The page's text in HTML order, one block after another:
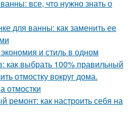
все, что нужно знать о
для ванны: как заменить ее
и стиль в одном
как выбрать 100% правильный
отмостку вокруг дома.
отмостки
ремонт: как настроить себя на